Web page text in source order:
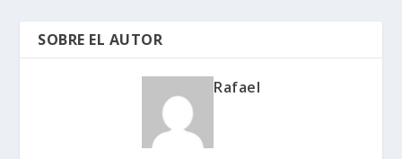
SOBRE EL AUTOR
Rafael